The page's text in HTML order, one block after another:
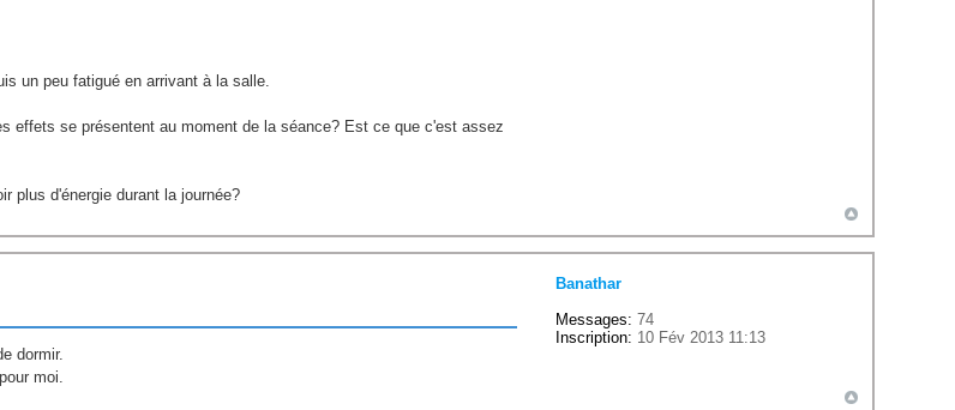
un peu fatigué en arrivant à la salle.
effets se présentent au moment de la séance? Est ce que c'est assez
plus d'énergie durant la journée?
dormir.
moi.
Banathar
Messages: 74
Inscription: 10 Fév 2013 11:13